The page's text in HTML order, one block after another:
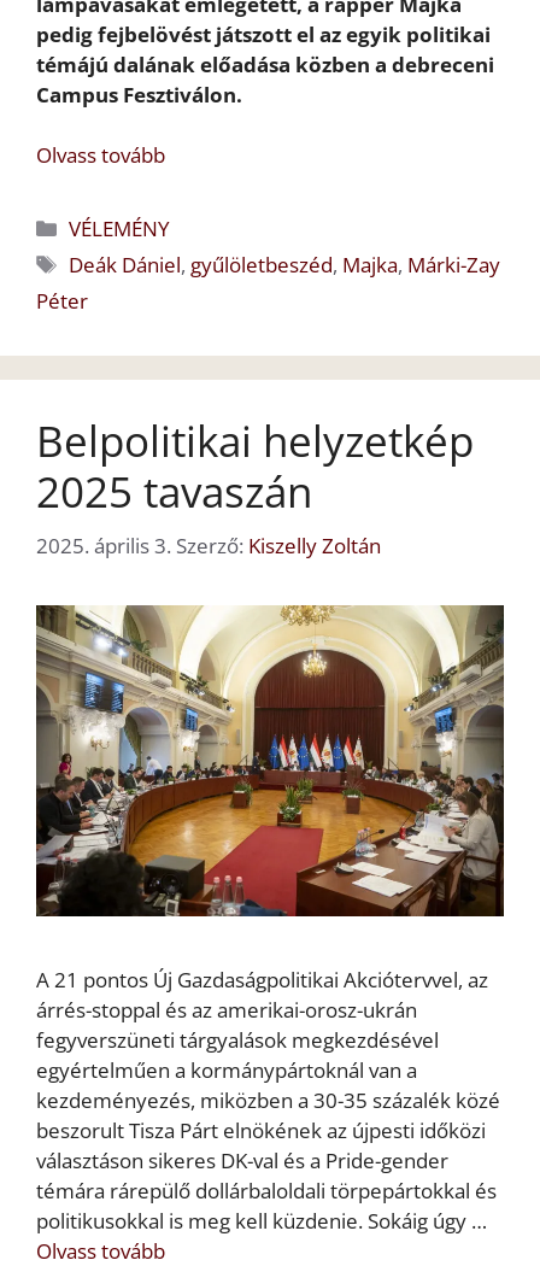
pedig fejbelövést játszott el az egyik politikai
témájú dalának előadása közben a debreceni
Campus Fesztiválon.
Olvass tovább
Kategória
VÉLEMÉNY
Címkék
Deák Dániel, gyűlöletbeszéd, Majka, Márki-Zay
Péter
Belpolitikai helyzetkép
2025 tavaszán
2025. április 3. Szerző: Kiszelly Zoltán
A 21 pontos Új Gazdaságpolitikai Akciótervvel, az
árrés-stoppal és az amerikai-orosz-ukrán
fegyverszüneti tárgyalások megkezdésével
egyértelműen a kormánypártoknál van a
kezdeményezés, miközben a 30-35 százalék közé
beszorult Tisza Párt elnökének az újpesti időközi
választáson sikeres DK-val és a Pride-gender
témára rárepülő dollárbaloldali törpepártokkal és
politikusokkal is meg kell küzdenie. Sokáig úgy …
Olvass tovább